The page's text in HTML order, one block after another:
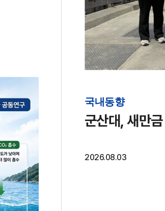
국내동향
군산대, 새만
2026.08.03